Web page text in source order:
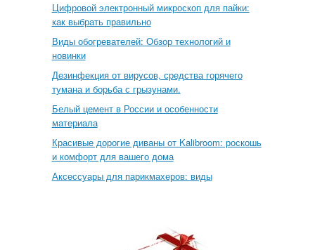
Цифровой электронный микроскоп для пайки:
как выбрать правильно
Виды обогревателей: Обзор технологий и
новинки
Дезинфекция от вирусов, средства горячего
тумана и борьба с грызунами.
Белый цемент в России и особенности
материала
Красивые дорогие диваны от Kalibroom: роскошь
и комфорт для вашего дома
Аксессуары для парикмахеров: виды